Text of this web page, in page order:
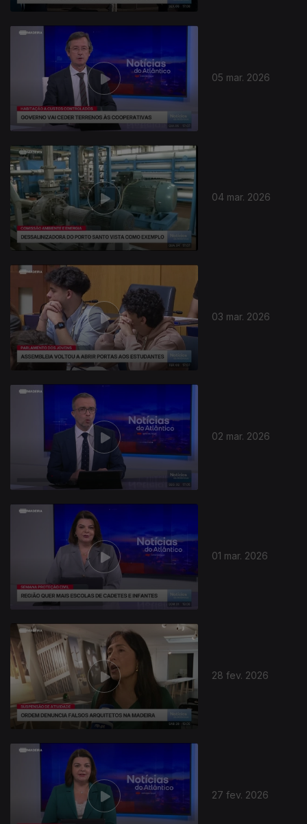
05 mar. 2026
04 mar. 2026
03 mar. 2026
02 mar. 2026
01 mar. 2026
28 fev. 2026
27 fev. 2026
912002